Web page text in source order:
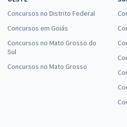
Concursos no Distrito Federal
Concursos em Goiás
Concursos no Mato Grosso do
Sul
Concursos no Mato Grosso